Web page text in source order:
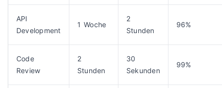
API
Development
1 Woche
2
Stunden
96%
Code
Review
2
Stunden
30
Sekunden
99%